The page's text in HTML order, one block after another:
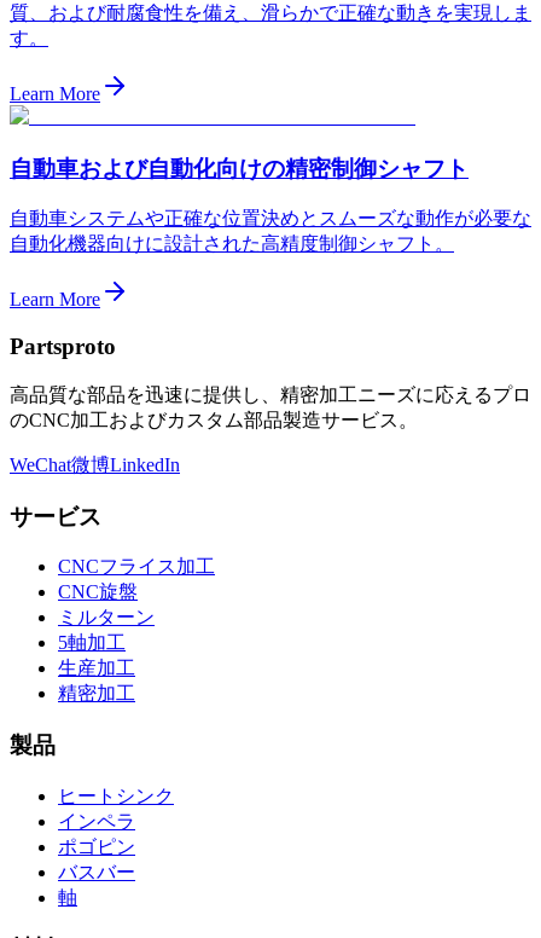
質、および耐腐食性を備え、滑らかで正確な動きを実現しま
す。
Learn More
自動車および自動化向けの精密制御シャフト
自動車システムや正確な位置決めとスムーズな動作が必要な
自動化機器向けに設計された高精度制御シャフト。
Learn More
Partsproto
高品質な部品を迅速に提供し、精密加工ニーズに応えるプロ
のCNC加工およびカスタム部品製造サービス。
WeChat微博LinkedIn
サービス
CNCフライス加工
CNC旋盤
ミルターン
5軸加工
生産加工
精密加工
製品
ヒートシンク
インペラ
ポゴピン
バスバー
軸